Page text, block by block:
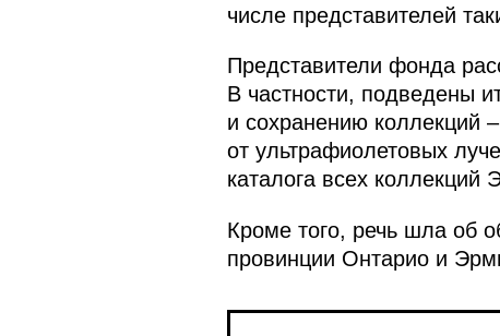
числе представителей
Представители фонда
В частности, подведены
и сохранению коллекций
от ультрафиолетовых
каталога всех коллекций
Кроме того, речь шла об
провинции Онтарио и